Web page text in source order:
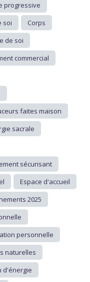
progressive
soi
Corps
de soi
commercial
faites maison
sacrale
sécurisant
Espace d'accueil
2025
personnelle
naturelles
d'énergie